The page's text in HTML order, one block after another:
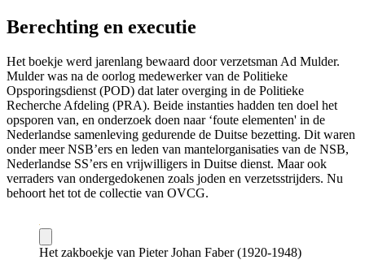
Berechting en executie
Het boekje werd jarenlang bewaard door verzetsman Ad Mulder.
Mulder was na de oorlog medewerker van de Politieke
Opsporingsdienst (POD) dat later overging in de Politieke
Recherche Afdeling (PRA). Beide instanties hadden ten doel het
opsporen van, en onderzoek doen naar ‘foute elementen' in de
Nederlandse samenleving gedurende de Duitse bezetting. Dit waren
onder meer NSB’ers en leden van mantelorganisaties van de NSB,
Nederlandse SS’ers en vrijwilligers in Duitse dienst. Maar ook
verraders van ondergedokenen zoals joden en verzetsstrijders. Nu
behoort het tot de collectie van OVCG.
Het zakboekje van Pieter Johan Faber (1920-1948)